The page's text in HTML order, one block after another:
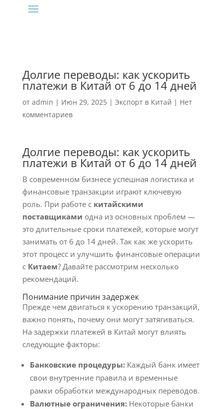
Долгие переводы: как ускорить
платежи в Китай от 6 до 14 дней
от admin | Июн 29, 2025| Экспорт в Китай | Нет
комментариев
Долгие переводы: как ускорить
платежи в Китай от 6 до 14 дней
В современном бизнесе успешная логистика и
финансовые транзакции играют ключевую
роль. При работе с китайскими
поставщиками одна из основных проблем —
это длительные сроки платежей, которые могут
занимать от 6 до 14 дней. Так как же ускорить
этот процесс и улучшить финансовые операции
с Китаем? Давайте рассмотрим несколько
рекомендаций.
Понимание причин задержек
Прежде чем двигаться к ускорению транзакций,
важно понять, почему они могут затягиваться.
На задержки платежей в Китай могут влиять
следующие факторы:
Банковские процедуры:Каждый банк имеет
свои внутренние правила и временные
рамки обработки международных переводов.
Валютные ограничения:Некоторые банки